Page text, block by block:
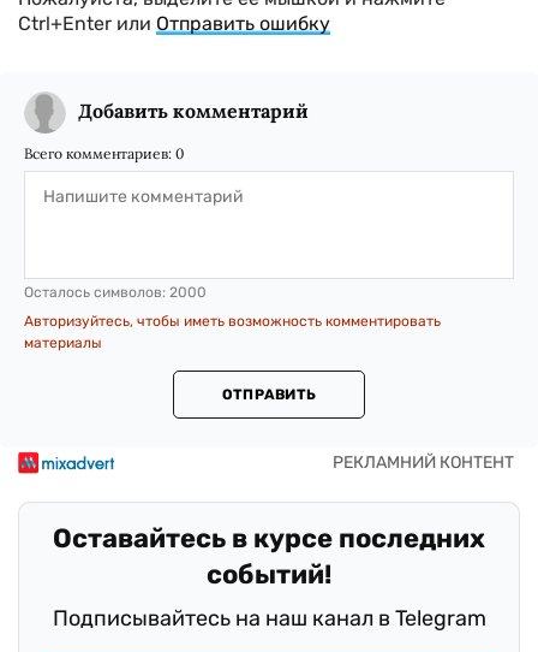
Ctrl+Enter или Отправить ошибку
Добавить комментарий
Всего комментариев: 0
Осталось символов: 2000
Авторизуйтесь, чтобы иметь возможность комментировать
материалы
ОТПРАВИТЬ
Оставайтесь в курсе последних
событий!
Подписывайтесь на наш канал в Telegram